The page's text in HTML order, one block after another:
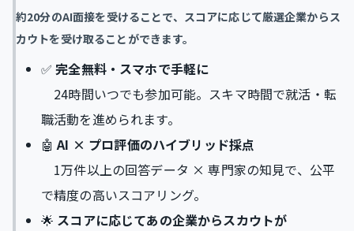
約20分のAI面接を受けることで、スコアに応じて厳選企業からス
カウトを受け取ることができます。
✅完全無料・スマホで手軽に
24時間いつでも参加可能。スキマ時間で就活・転
職活動を進められます。
🤖AI × プロ評価のハイブリッド採点
1万件以上の回答データ × 専門家の知見で、公平
で精度の高いスコアリング。
🌟 スコアに応じてあの企業からスカウトが